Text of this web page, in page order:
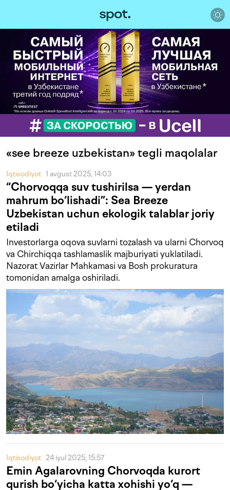
«see breeze uzbekistan» tegli maqolalar
Iqtisodiyot 1 avgust 2025, 14:03
“Chorvoqqa suv tushirilsa — yerdan
mahrum bo‘lishadi”: Sea Breeze
Uzbekistan uchun ekologik talablar joriy
etiladi
Investorlarga oqova suvlarni tozalash va ularni Chorvoq
va Chirchiqqa tashlamaslik majburiyati yuklatiladi.
Nazorat Vazirlar Mahkamasi va Bosh prokuratura
tomonidan amalga oshiriladi.
Iqtisodiyot 24 iyul 2025, 15:57
Emin Agalarovning Chorvoqda kurort
qurish bo‘yicha katta xohishi yo‘q —